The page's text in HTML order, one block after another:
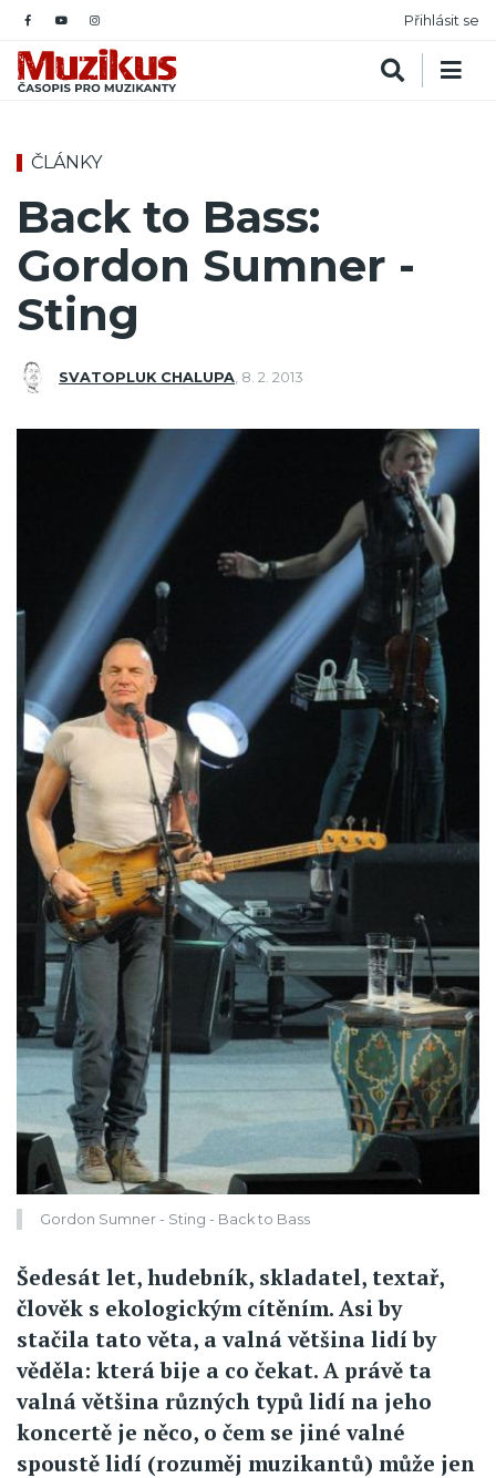
Přihlásit se
ČLÁNKY
Back to Bass:
Gordon Sumner -
Sting
SVATOPLUK CHALUPA 8. 2. 2013
Gordon Sumner - Sting - Back to Bass
Šedesát let, hudebník, skladatel, textař,
člověk s ekologickým cítěním. Asi by
stačila tato věta, a valná většina lidí by
věděla: která bije a co čekat. A právě ta
valná většina různých typů lidí na jeho
koncertě je něco, o čem se jiné valné
spoustě lidí (rozuměj muzikantů) může jen